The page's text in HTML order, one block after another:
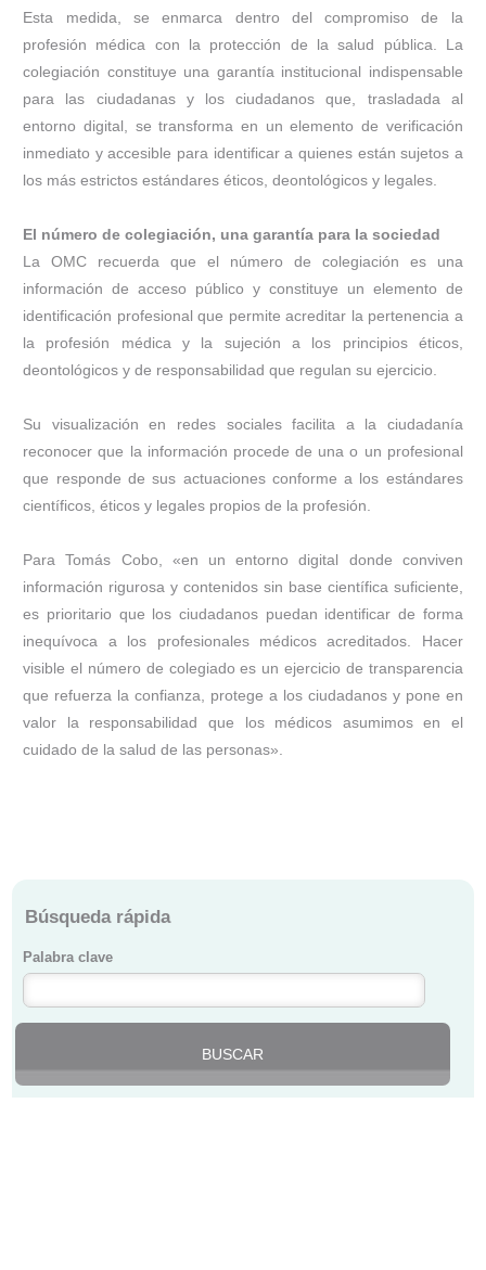
Esta medida, se enmarca dentro del compromiso de la
profesión médica con la protección de la salud pública. La
colegiación constituye una garantía institucional indispensable
para las ciudadanas y los ciudadanos que, trasladada al
entorno digital, se transforma en un elemento de verificación
inmediato y accesible para identificar a quienes están sujetos a
los más estrictos estándares éticos, deontológicos y legales.
El número de colegiación, una garantía para la sociedad
La OMC recuerda que el número de colegiación es una
información de acceso público y constituye un elemento de
identificación profesional que permite acreditar la pertenencia a
la profesión médica y la sujeción a los principios éticos,
deontológicos y de responsabilidad que regulan su ejercicio.
Su visualización en redes sociales facilita a la ciudadanía
reconocer que la información procede de una o un profesional
que responde de sus actuaciones conforme a los estándares
científicos, éticos y legales propios de la profesión.
Para Tomás Cobo, «en un entorno digital donde conviven
información rigurosa y contenidos sin base científica suficiente,
es prioritario que los ciudadanos puedan identificar de forma
inequívoca a los profesionales médicos acreditados. Hacer
visible el número de colegiado es un ejercicio de transparencia
que refuerza la confianza, protege a los ciudadanos y pone en
valor la responsabilidad que los médicos asumimos en el
cuidado de la salud de las personas».
Búsqueda rápida
Palabra clave